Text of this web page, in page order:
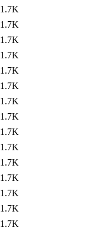
1.7K
1.7K
1.7K
1.7K
1.7K
1.7K
1.7K
1.7K
1.7K
1.7K
1.7K
1.7K
1.7K
1.7K
1.7K